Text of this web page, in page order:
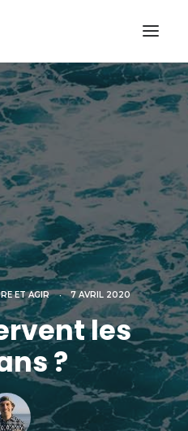
ET AGIR • 7 AVRIL 2020
les
?